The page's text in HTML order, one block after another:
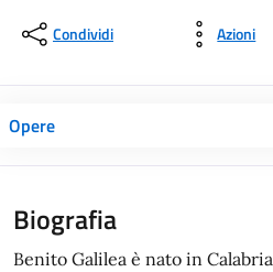
Condividi Azioni
Opere
Biografia
Benito Galilea è nato in